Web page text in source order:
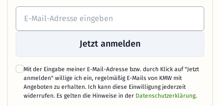
Jetzt anmelden
Mit der Eingabe meiner E-Mail-Adresse bzw. durch Klick auf "Jetzt
anmelden" willige ich ein, regelmäßig E-Mails von KMW mit
Angeboten zu erhalten. Ich kann diese Einwilligung jederzeit
widerrufen. Es gelten die Hinweise in der Datenschutzerklärung.